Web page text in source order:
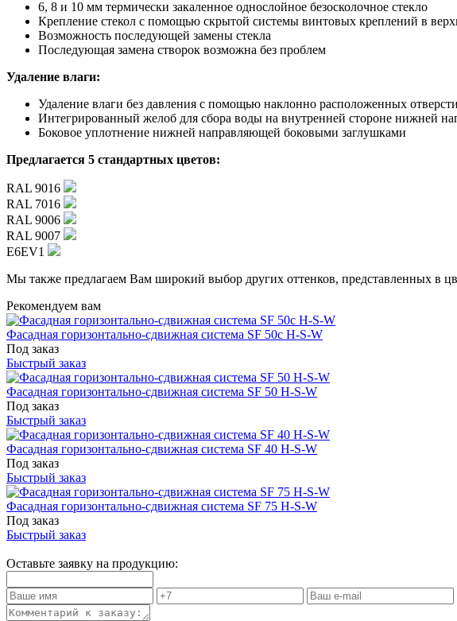
6, 8 и 10 мм термически закаленное однослойное безосколочное стекло
Крепление стекол с помощью скрытой системы винтовых креплений в
Возможность последующей замены стекла
Последующая замена створок возможна без проблем
Удаление влаги:
Удаление влаги без давления с помощью наклонно расположенных
Интегрированный желоб для сбора воды на внутренней стороне нижней
Боковое уплотнение нижней направляющей боковыми заглушками
Предлагается 5 стандартных цветов:
RAL 9016
RAL 7016
RAL 9006
RAL 9007
E6EV1
Мы также предлагаем Вам широкий выбор других оттенков, представленных в
Рекомендуем вам
Фасадная горизонтально-сдвижная система SF 50с H-S-W
Под заказ
Быстрый заказ
Фасадная горизонтально-сдвижная система SF 50 H-S-W
Под заказ
Быстрый заказ
Фасадная горизонтально-сдвижная система SF 40 H-S-W
Под заказ
Быстрый заказ
Фасадная горизонтально-сдвижная система SF 75 H-S-W
Под заказ
Быстрый заказ
Оставьте заявку на продукцию: